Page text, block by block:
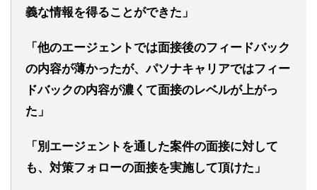
義な情報を得ることができた」
「他のエージェントでは面接後のフィードバック
の内容が薄かったが、パソナキャリアではフィー
ドバックの内容が濃くて面接のレベルが上がっ
た」
「別エージェントを通した案件の面接に対して
も、対策フォローの面接を実施して頂けた」